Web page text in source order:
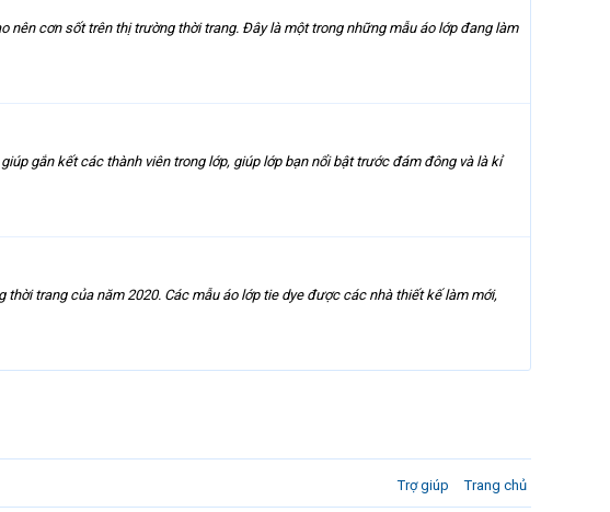
nên cơn sốt trên thị trường thời trang. Đây là một trong những mẫu áo lớp đang làm
gắn kết các thành viên trong lớp, giúp lớp bạn nổi bật trước đám đông và là kỉ
trang của năm 2020. Các mẫu áo lớp tie dye được các nhà thiết kế làm mới,
Trợ giúp Trang chủ